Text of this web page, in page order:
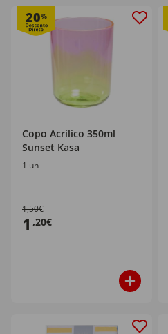
20%
Copo Acrílico 350ml
Sunset Kasa
1 un
1,50€
1 ,20€